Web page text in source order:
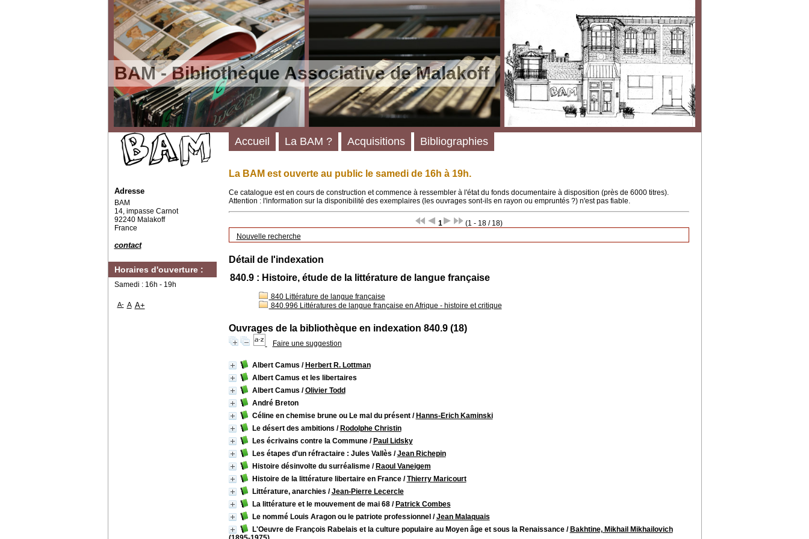
BAM - Bibliothèque Associative de Malakoff
La BAM est ouverte au public le samedi de 16h à 19h.
Ce catalogue est en cours de construction et commence à ressembler à l'état du fonds documentaire à disposition (près de 6000 titres).
Attention : l'information sur la disponibilité des exemplaires (les ouvrages sont-ils en rayon ou empruntés ?) n'est pas fiable.
1
(1 - 18 / 18)
Nouvelle recherche
Détail de l'indexation
840.9 : Histoire, étude de la littérature de langue française
840 Littérature de langue française
840.996 Littératures de langue française en Afrique - histoire et critique
Ouvrages de la bibliothèque en indexation 840.9 (18)
Faire une suggestion
Albert Camus / Herbert R. Lottman
Albert Camus et les libertaires
Albert Camus /Olivier Todd
André Breton
Céline en chemise brune ou Le mal du présent/ Hanns-Erich Kaminski
Le désert des ambitions / Rodolphe Christin
Les écrivains contre la Commune/ Paul Lidsky
Les étapes d'un réfractaire : Jules Vallès /Jean Richepin
Histoire désinvolte du surréalisme/ Raoul Vaneigem
Histoire de la littérature libertaire en France/Thierry Maricourt
Littérature, anarchies /Jean-Pierre Lecercle
La littérature et le mouvement de mai 68/ Patrick Combes
Le nommé Louis Aragon ou le patriote professionnel /Jean Malaquais
L'Oeuvre de François Rabelais et la culture populaire au Moyen âge et sous la Renaissance/ Bakhtine, Mikhail Mikhailovich
Accueil La BAM ? Acquisitions Bibliographies
Adresse
BAM
14, impasse Carnot
92240 Malakoff
France
contact
Horaires d'ouverture :
Samedi : 16h - 19h
A- A A+